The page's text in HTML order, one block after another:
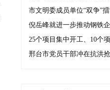
市文明委成员单位“双争”
倪岳峰就进一步推动钢铁
25个项目集中开工、10个
邢台市党员干部冲在抗洪